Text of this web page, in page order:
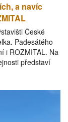
a navíc
České
Padesátého
i ROZMITAL. Na
představí